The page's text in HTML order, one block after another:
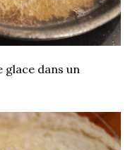
glace dans un